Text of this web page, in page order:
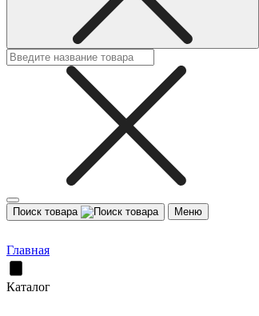
Поиск товара Меню
Главная
Каталог